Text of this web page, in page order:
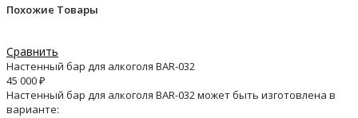
Похожие Товары
Сравнить
Настенный бар для алкоголя BAR-032
45 000₽
Настенный бар для алкоголя BAR-032 может быть изготовлена в
варианте: